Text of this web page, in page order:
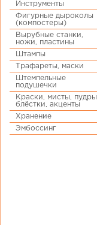
Инструменты
Фигурные дыроколы
(компостеры)
Вырубные станки,
ножи, пластины
Штампы
Трафареты, маски
Штемпельные
подушечки
Краски, мисты, пудры,
блёстки, акценты
Хранение
Эмбоссинг